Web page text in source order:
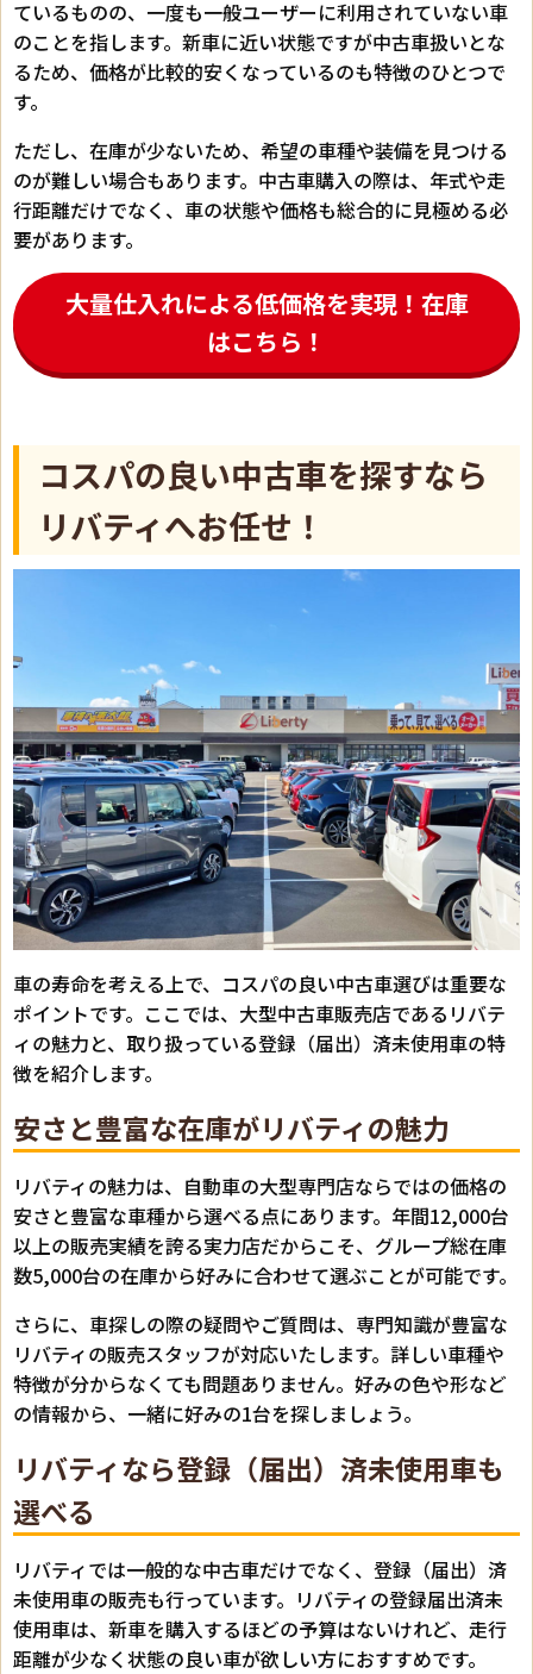
ているものの、一度も一般ユーザーに利用されていない車
のことを指します。新車に近い状態ですが中古車扱いとな
るため、価格が比較的安くなっているのも特徴のひとつで
す。
ただし、在庫が少ないため、希望の車種や装備を見つける
のが難しい場合もあります。中古車購入の際は、年式や走
行距離だけでなく、車の状態や価格も総合的に見極める必
要があります。
大量仕入れによる低価格を実現！在庫
はこちら！
コスパの良い中古車を探すなら
リバティへお任せ！
車の寿命を考える上で、コスパの良い中古車選びは重要な
ポイントです。ここでは、大型中古車販売店であるリバテ
ィの魅力と、取り扱っている登録（届出）済未使用車の特
徴を紹介します。
安さと豊富な在庫がリバティの魅力
リバティの魅力は、自動車の大型専門店ならではの価格の
安さと豊富な車種から選べる点にあります。年間12,000台
以上の販売実績を誇る実力店だからこそ、グループ総在庫
数5,000台の在庫から好みに合わせて選ぶことが可能です。
さらに、車探しの際の疑問やご質問は、専門知識が豊富な
リバティの販売スタッフが対応いたします。詳しい車種や
特徴が分からなくても問題ありません。好みの色や形など
の情報から、一緒に好みの1台を探しましょう。
リバティなら登録（届出）済未使用車も
選べる
リバティでは一般的な中古車だけでなく、登録（届出）済
未使用車の販売も行っています。リバティの登録届出済未
使用車は、新車を購入するほどの予算はないけれど、走行
距離が少なく状態の良い車が欲しい方におすすめです。